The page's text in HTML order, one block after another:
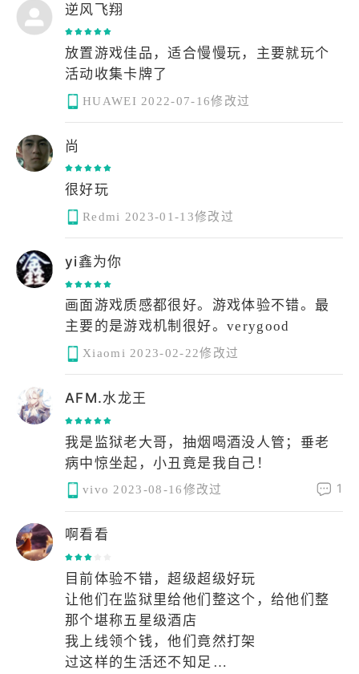
逆风飞翔
放置游戏佳品，适合慢慢玩，主要就玩个
活动收集卡牌了
HUAWEI 2022-07-16修改过
尚
Redmi 2023-01-13修改过
yi鑫为你
画面游戏质感都很好。游戏体验不错。最
主要的是游戏机制很好。verygood
Xiaomi 2023-02-22修改过
AFM.水龙王
我是监狱老大哥，抽烟喝酒没人管；垂老
病中惊坐起，小丑竟是我自己！
vivo 2023-08-16修改过 1
啊看看
目前体验不错，超级超级好玩
让他们在监狱里给他们整这个，给他们整
那个堪称五星级酒店
我上线领个钱，他们竟然打架
过这样的生活还不知足